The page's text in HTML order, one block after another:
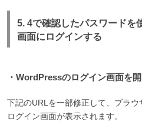
5. 4で確認したパスワード
画面にログインする
・WordPressのログイン画面を開
下記のURLを一部修正して、ブラ
ログイン画面が表示されます。